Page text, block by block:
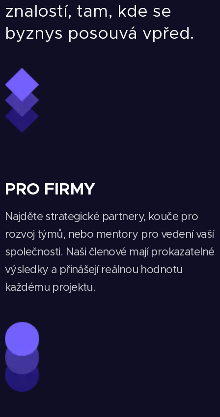
znalostí, tam, kde se
byznys posouvá vpřed.
PRO FIRMY
Najděte strategické partnery, kouče pro
rozvoj týmů, nebo mentory pro vedení vaší
společnosti. Naši členové mají prokazatelné
výsledky a přinášejí reálnou hodnotu
každému projektu.